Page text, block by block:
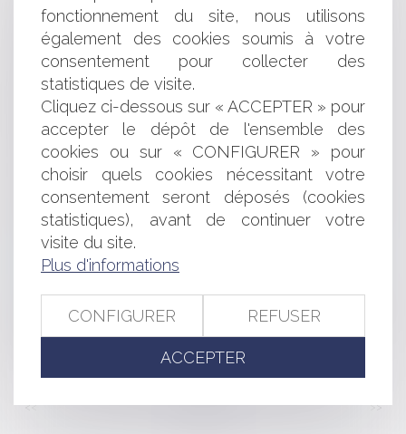
Groq lève 640 millions de dollars pour défier Nvidia
sur le marché des puces pour l'IA
Vice de consentement : retour sur l’appréciation de
l’état de dépendance
Immatriculation au RNE : obtenez dès à présent votre
attestation !
Irrégularité d’une méthode de notation des offres
basée sur les rangs de classement
Droit de préférence et confusion des qualités de
preneur et de bailleur
DevRev lève 100 millions de dollars pour son logiciel
de relation client à base d'IA
Précisions du Conseil d’État sur la prescription de
l’action en garantie décennale
avez-vous droit ?
constitutif d’une procédure abusive
<< < ... 52 53 54 55 56 57 58 ... > >>
fonctionnement du site, nous utilisons
également des cookies soumis à votre
consentement pour collecter des
statistiques de visite.
Cliquez ci-dessous sur « ACCEPTER » pour
accepter le dépôt de l'ensemble des
cookies ou sur « CONFIGURER » pour
choisir quels cookies nécessitant votre
consentement seront déposés (cookies
statistiques), avant de continuer votre
visite du site.
Plus d'informations
CONFIGURER REFUSER
ACCEPTER